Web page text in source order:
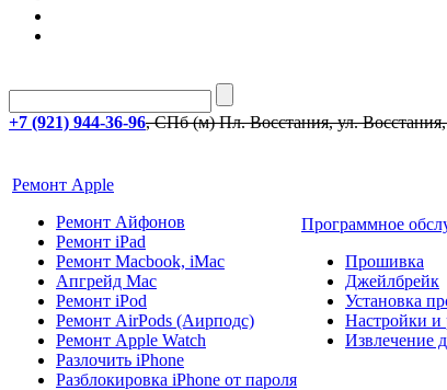
+7 (921) 944-36-96, СПб (м) Пл. Восстания, ул.
Ремонт Apple
Ремонт Айфонов
Ремонт iPad
Ремонт Macbook, iMac
Апгрейд Mac
Ремонт iPod
Ремонт AirPods (Аирподс)
Ремонт Apple Watch
Разлочить iPhone
Разблокировка iPhone от пароля
Программное
Прошивка
Джейлбрейк
Установка
Настройки и
Извлечение